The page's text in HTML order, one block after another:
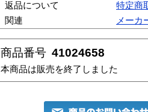
返品について
特定商
関連
メーカ
商品番号 41024658
本商品は販売を終了しました